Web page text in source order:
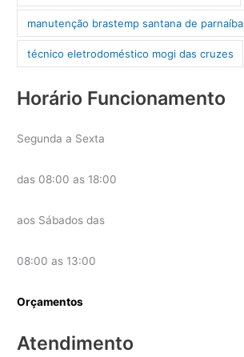
manutenção brastemp santana de parnaíba
técnico eletrodoméstico mogi das cruzes
Horário Funcionamento
Segunda a Sexta
das 08:00 as 18:00
aos Sábados das
08:00 as 13:00
Orçamentos
Atendimento